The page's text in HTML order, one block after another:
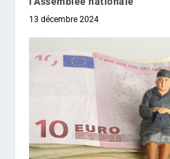
13 décembre 2024